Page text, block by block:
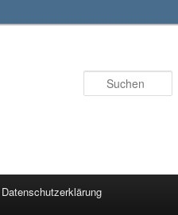
Datenschutzerklärung